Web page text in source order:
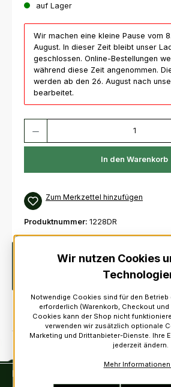
auf Lager
Wir machen eine kleine Pause vom
August. In dieser Zeit bleibt unser
geschlossen. Online-Bestellungen
während diese Zeit angenommen.
werden ab den 26. August nach
bearbeitet.
In den Warenkorb
Zum Merkzettel hinzufügen
Produktnummer: 1228DR
Beschreibung
Authentische Feather
Verteidigungsministerium geliefert. Die…
Wir nutzen Cookies
Notwendige Cookies sind für den
erforderlich (Warenkorb, Checkout und
Cookies kann der Shop nicht
verwenden wir zusätzlich optionale
Marketing und Drittanbieter-Dienste. Ihre
jederzeit ändern.
Mehr Informationen